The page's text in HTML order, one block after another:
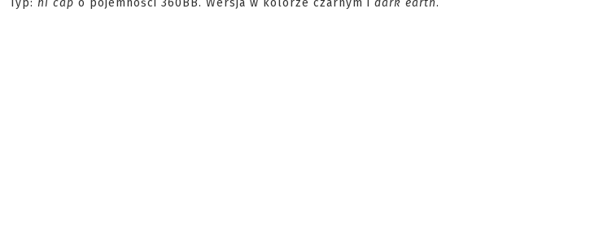
Typ: hi cap o pojemności 360BB. Wersja w kolorze czarnym i dark earth.